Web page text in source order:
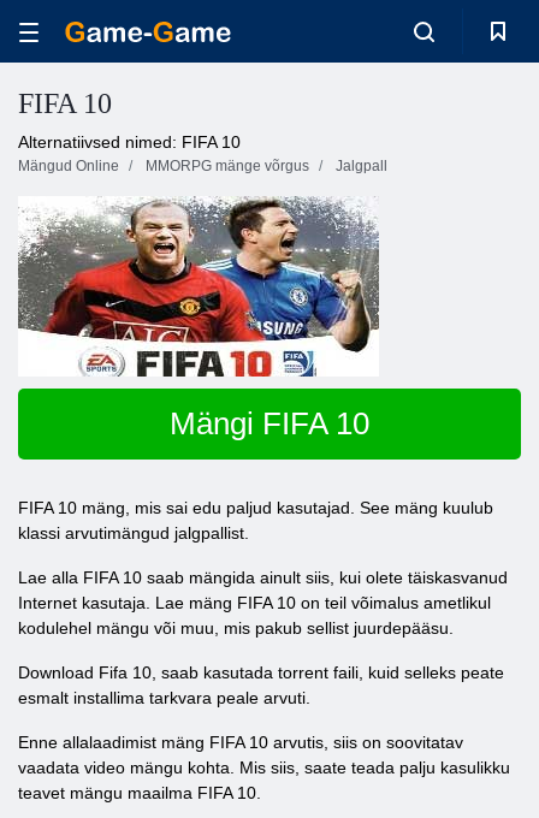
FIFA 10
Alternatiivsed nimed: FIFA 10
Mängud Online MMORPG mänge võrgus Jalgpall
Mängi FIFA 10
FIFA 10 mäng, mis sai edu paljud kasutajad. See mäng kuulub
klassi arvutimängud jalgpallist.
Lae alla FIFA 10 saab mängida ainult siis, kui olete täiskasvanud
Internet kasutaja. Lae mäng FIFA 10 on teil võimalus ametlikul
kodulehel mängu või muu, mis pakub sellist juurdepääsu.
Download Fifa 10, saab kasutada torrent faili, kuid selleks peate
esmalt installima tarkvara peale arvuti.
Enne allalaadimist mäng FIFA 10 arvutis, siis on soovitatav
vaadata video mängu kohta. Mis siis, saate teada palju kasulikku
teavet mängu maailma FIFA 10.